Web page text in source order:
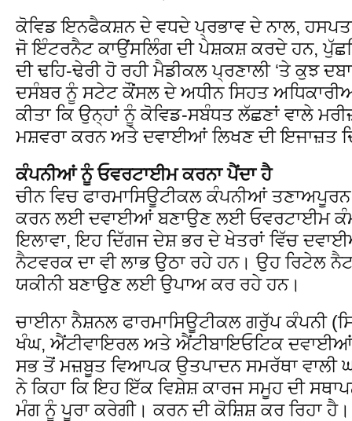
ਕੋਵਿਡ ਇਨਫੈਕਸ਼ਨ ਦੇ ਵਧਦੇ ਪ੍ਰਭਾਵ ਦੇ ਨਾਲ,
ਜੋ ਇੰਟਰਨੈਟ ਕਾਉਂਸਲਿੰਗ ਦੀ ਪੇਸ਼ਕਸ਼ ਕਰਦੇ ਹਨ,
ਦੀ ਢਹਿ-ਢੇਰੀ ਹੋ ਰਹੀ ਮੈਡੀਕਲ ਪ੍ਰਣਾਲੀ ‘ਤੇ ਕੁਝ
ਦਸੰਬਰ ਨੂੰ ਸਟੇਟ ਕੌਂਸਲ ਦੇ ਅਧੀਨ ਸਿਹਤ
ਕੀਤਾ ਕਿ ਉਨ੍ਹਾਂ ਨੂੰ ਕੋਵਿਡ-ਸਬੰਧਤ ਲੱਛਣਾਂ ਵਾਲੇ
ਮਸ਼ਵਰਾ ਕਰਨ ਅਤੇ ਦਵਾਈਆਂ ਲਿਖਣ ਦੀ ਇਜਾਜ਼ਤ
ਕੰਪਨੀਆਂ ਨੂੰ ਓਵਰਟਾਈਮ ਕਰਨਾ ਪੈਂਦਾ ਹੈ
ਚੀਨ ਵਿਚ ਫਾਰਮਾਸਿਊਟੀਕਲ ਕੰਪਨੀਆਂ
ਕਰਨ ਲਈ ਦਵਾਈਆਂ ਬਣਾਉਣ ਲਈ ਓਵਰਟਾਈਮ
ਇਲਾਵਾ, ਇਹ ਦਿੱਗਜ ਦੇਸ਼ ਭਰ ਦੇ ਖੇਤਰਾਂ ਵਿੱਚ
ਨੈਟਵਰਕ ਦਾ ਵੀ ਲਾਭ ਉਠਾ ਰਹੇ ਹਨ। ਉਹ ਰਿਟੇਲ
ਯਕੀਨੀ ਬਣਾਉਣ ਲਈ ਉਪਾਅ ਕਰ ਰਹੇ ਹਨ।
ਚਾਈਨਾ ਨੈਸ਼ਨਲ ਫਾਰਮਾਸਿਊਟੀਕਲ ਗਰੁੱਪ ਕੰਪਨੀ
ਖੰਘ, ਐਂਟੀਵਾਇਰਲ ਅਤੇ ਐਂਟੀਬਾਇਓਟਿਕ
ਸਭ ਤੋਂ ਮਜ਼ਬੂਤ ​​ਵਿਆਪਕ ਉਤਪਾਦਨ ਸਮਰੱਥਾ ਵਾਲੀ
ਨੇ ਕਿਹਾ ਕਿ ਇਹ ਇੱਕ ਵਿਸ਼ੇਸ਼ ਕਾਰਜ ਸਮੂਹ ਦੀ
ਮੰਗ ਨੂੰ ਪੂਰਾ ਕਰੇਗੀ। ਕਰਨ ਦੀ ਕੋਸ਼ਿਸ਼ ਕਰ ਰਿਹਾ ਹੈ।